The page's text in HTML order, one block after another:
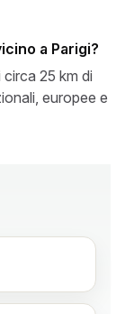
a Parigi?
25 km di
europee e